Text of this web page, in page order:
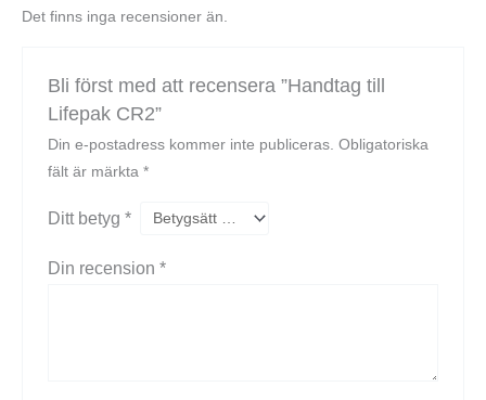
Det finns inga recensioner än.
Bli först med att recensera ”Handtag till
Lifepak CR2”
Din e-postadress kommer inte publiceras. Obligatoriska
fält är märkta *
Ditt betyg *
Din recension *